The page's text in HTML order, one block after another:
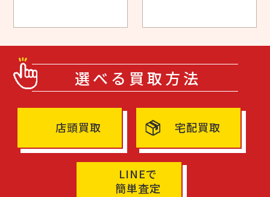
選べる買取方法
店頭買取 宅配買取
LINEで
簡単査定